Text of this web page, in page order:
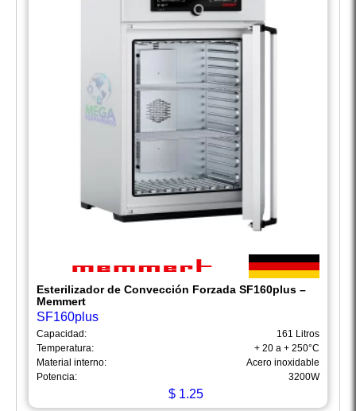
Esterilizador de Convección Forzada SF160plus –
Memmert
SF160plus
Capacidad:
161 Litros
Temperatura:
+ 20 a + 250°C
Material interno:
Acero inoxidable
Potencia:
3200W
$ 1.25